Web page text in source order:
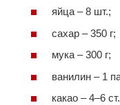
яйца – 8 шт.;
сахар – 350 г;
мука – 300 г;
ванилин – 1
какао – 4–6